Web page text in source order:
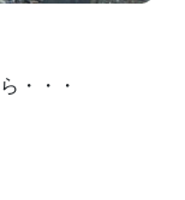
・・・